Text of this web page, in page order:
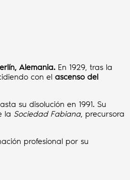
Alemania. En 1929, tras la
con el ascenso del
su disolución en 1991. Su
la Sociedad Fabiana, precursora
profesional por su